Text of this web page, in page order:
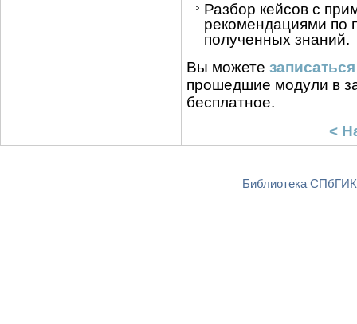
Разбор кейсов с
рекомендациями по
полученных знаний.
Вы можете
прошедшие модули в
бесплатное.
<
Библиотека